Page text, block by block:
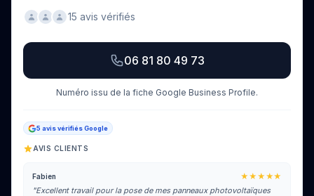
15 avis vérifiés
06 81 80 49 73
Numéro issu de la fiche Google Business Profile.
5 avis vérifiés Google
AVIS CLIENTS
Fabien
★★★★★
"Excellent travail pour la pose de mes panneaux photovoltaïques